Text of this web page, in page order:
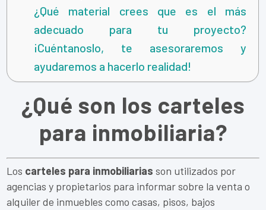
¿Qué material crees que es el más
adecuado para tu proyecto?
¡Cuéntanoslo, te asesoraremos y
ayudaremos a hacerlo realidad!
¿Qué son los carteles
para inmobiliaria?
Los carteles para inmobiliarias son utilizados por
agencias y propietarios para informar sobre la venta o
alquiler de inmuebles como casas, pisos, bajos